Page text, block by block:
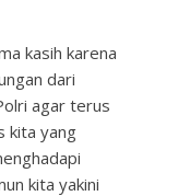
kasih karena
dari
agar terus
kita yang
kita yakini